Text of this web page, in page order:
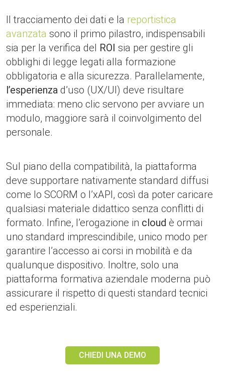
Il tracciamento dei dati e la reportistica
avanzata sono il primo pilastro, indispensabili
sia per la verifica del ROI sia per gestire gli
obblighi di legge legati alla formazione
obbligatoria e alla sicurezza. Parallelamente,
l’esperienza d’uso (UX/UI) deve risultare
immediata: meno clic servono per avviare un
modulo, maggiore sarà il coinvolgimento del
personale.
Sul piano della compatibilità, la piattaforma
deve supportare nativamente standard diffusi
come lo SCORM o l’xAPI, così da poter caricare
qualsiasi materiale didattico senza conflitti di
formato. Infine, l’erogazione in cloud è ormai
uno standard imprescindibile, unico modo per
garantire l’accesso ai corsi in mobilità e da
qualunque dispositivo. Inoltre, solo una
piattaforma formativa aziendale moderna può
assicurare il rispetto di questi standard tecnici
ed esperienziali.
CHIEDI UNA DEMO